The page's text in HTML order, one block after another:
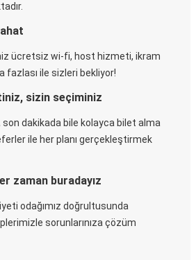
ücretsiz wi-fi, host hizmeti, ikram
fazlası ile sizleri bekliyor!
sizin seçiminiz
son dakikada bile kolayca bilet alma
ile her planı gerçekleştirmek
zaman buradayız
odağımız doğrultusunda
sorunlarınıza çözüm